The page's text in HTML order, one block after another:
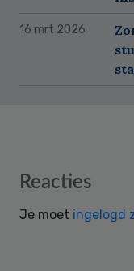
16 mrt 2026
Reader
Reacties
Je moet ingelogd